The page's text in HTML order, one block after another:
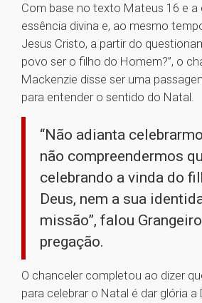
Com base no texto Mateus 16 e a
essência divina e, ao mesmo
Jesus Cristo, a partir do
povo ser o filho do Homem?”, o
Mackenzie disse ser uma
para entender o sentido do Natal.
“Não adianta
não compreendermos
celebrando a vinda do
Deus, nem a sua
missão”, falou
pregação.
O chanceler completou ao dizer
para celebrar o Natal é dar glória a